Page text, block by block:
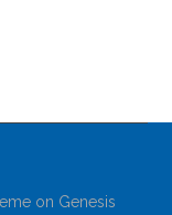
on Genesis